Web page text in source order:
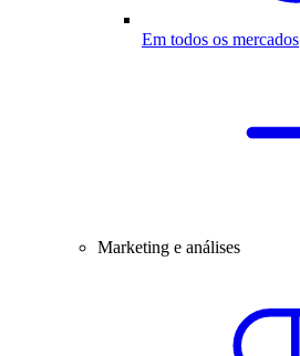
Em todos os mercados
Marketing e análises